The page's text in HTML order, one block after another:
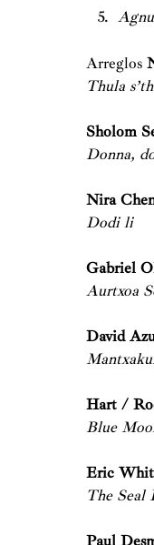
Arreglos
Thula
Sholom
Donna,
Nira
Dodi li
Gabriel
Aurtxoa
David
Hart /
Blue
Eric
The Seal
Paul